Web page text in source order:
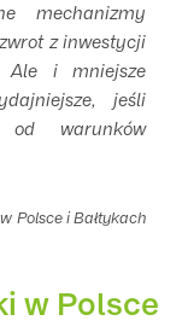
mechanizmy
z inwestycji
Ale i mniejsze
jeśli
warunków
Polsce i Bałtykach
w Polsce